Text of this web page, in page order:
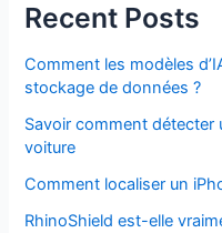
Recent Posts
Comment les modèles
stockage de données ?
Savoir comment détecter
voiture
Comment localiser un
RhinoShield est-elle